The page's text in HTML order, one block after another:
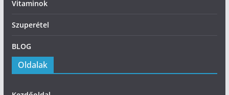
Vitaminok
Szuperétel
BLOG
Oldalak